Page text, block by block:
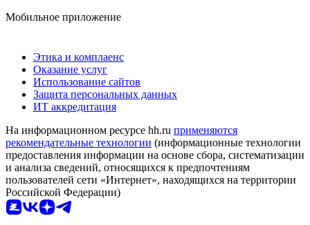
Мобильное приложение
Этика и комплаенс
Оказание услуг
Использование сайтов
Защита персональных данных
ИТ аккредитация
На информационном ресурсе hh.ru применяются
рекомендательные технологии (информационные технологии
предоставления информации на основе сбора, систематизации
и анализа сведений, относящихся к предпочтениям
пользователей сети «Интернет», находящихся на территории
Российской Федерации)